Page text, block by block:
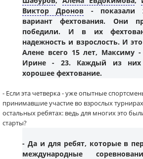
Виктор Дронов - показали
вариант фехтования. Они
победили. И в их
надежность и взрослость. И
Алене всего 15 лет, Максиму-
Ирине - 23. Каждый из них
хорошее фехтование.
- Если эта четверка - уже опытные
принимавшие участие во взрослых
остальных ребятах: ведь для многих это
старты?
- Да и для ребят, которые в
международные